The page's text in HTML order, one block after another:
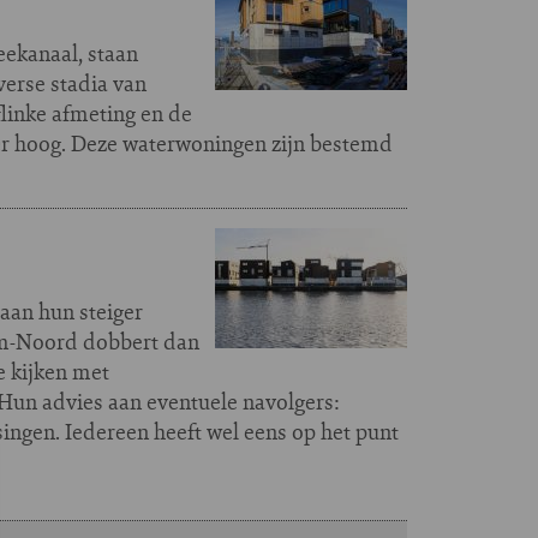
staan
stadia van
afmeting en de
Deze waterwoningen zijn bestemd
hun steiger
Noord dobbert dan
kijken met
advies aan eventuele navolgers:
Iedereen heeft wel eens op het punt